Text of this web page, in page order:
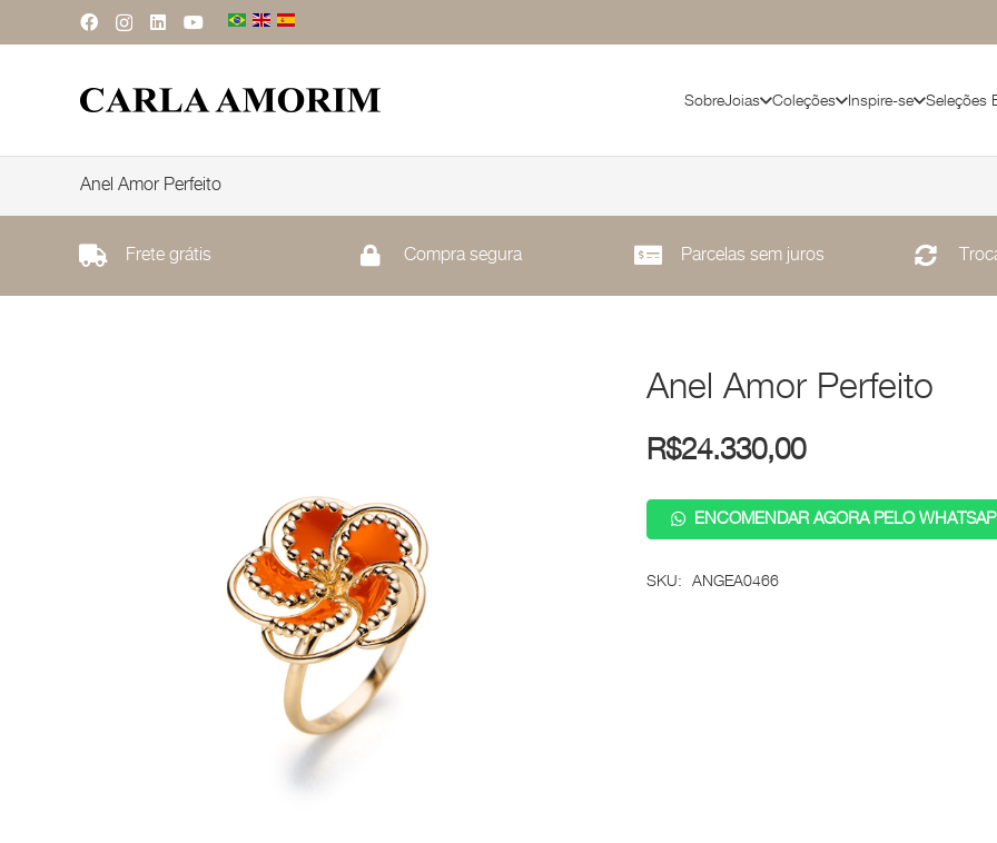
SobreJoias Coleções Inspire-se Seleções
Anel Amor Perfeito
Frete grátis Compra segura Parcelas sem juros
Anel Amor Perfeito
R$24.330,00
ENCOMENDAR AGORA PELO
SKU: ANGEA0466